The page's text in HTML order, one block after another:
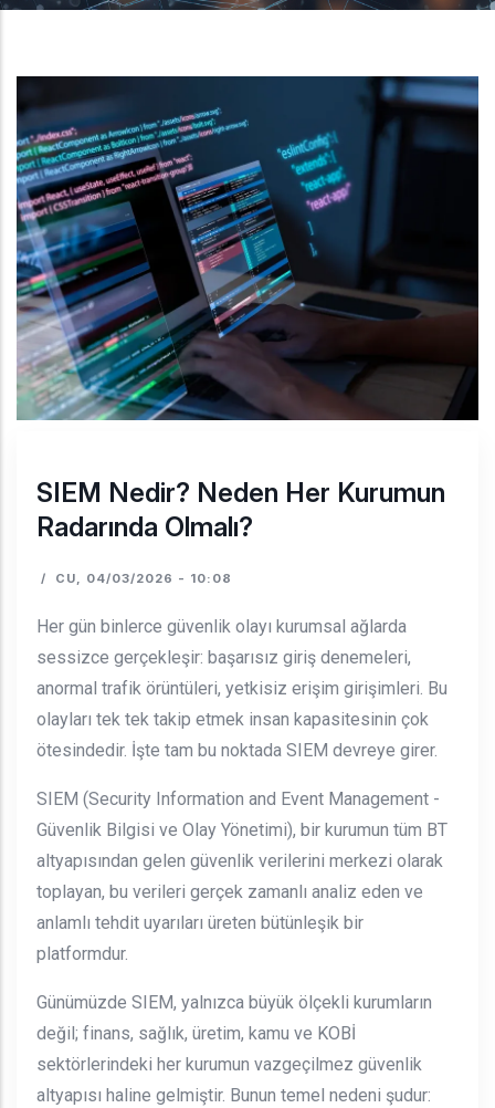
SIEM Nedir? Neden Her Kurumun
Radarında Olmalı?
/ CU, 04/03/2026 - 10:08
Her gün binlerce güvenlik olayı kurumsal ağlarda
sessizce gerçekleşir: başarısız giriş denemeleri,
anormal trafik örüntüleri, yetkisiz erişim girişimleri. Bu
olayları tek tek takip etmek insan kapasitesinin çok
ötesindedir. İşte tam bu noktada SIEM devreye girer.
SIEM (Security Information and Event Management -
Güvenlik Bilgisi ve Olay Yönetimi), bir kurumun tüm BT
altyapısından gelen güvenlik verilerini merkezi olarak
toplayan, bu verileri gerçek zamanlı analiz eden ve
anlamlı tehdit uyarıları üreten bütünleşik bir
platformdur.
Günümüzde SIEM, yalnızca büyük ölçekli kurumların
değil; finans, sağlık, üretim, kamu ve KOBİ
sektörlerindeki her kurumun vazgeçilmez güvenlik
altyapısı haline gelmiştir. Bunun temel nedeni şudur: